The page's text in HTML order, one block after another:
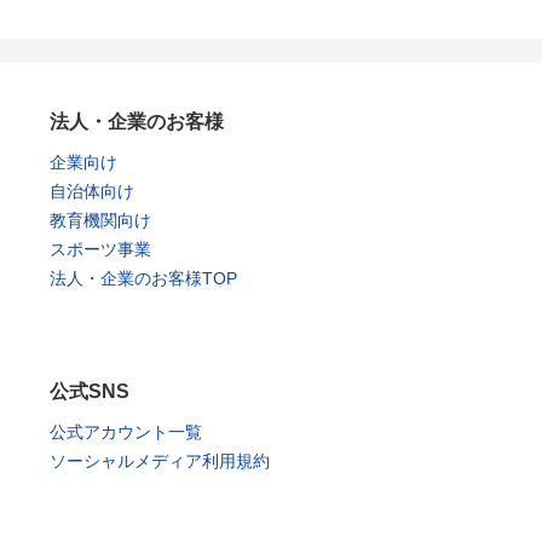
法人・企業のお客様
企業向け
自治体向け
教育機関向け
スポーツ事業
法人・企業のお客様TOP
公式SNS
公式アカウント一覧
ソーシャルメディア利用規約